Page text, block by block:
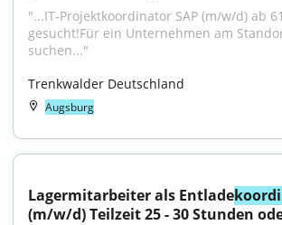
"...IT-Projektkoordinator SAP (m/w/d) ab
gesucht!Für ein Unternehmen am
suchen..."
Trenkwalder Deutschland
Augsburg
Lagermitarbeiter als Entlade
(m/w/d) Teilzeit 25 - 30 Stunden